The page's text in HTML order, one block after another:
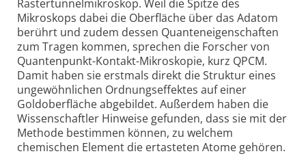
Rastertunnelmikroskop. Weil die Spitze des
Mikroskops dabei die Oberfläche über das Adatom
berührt und zudem dessen Quanteneigenschaften
zum Tragen kommen, sprechen die Forscher von
Quantenpunkt-Kontakt-Mikroskopie, kurz QPCM.
Damit haben sie erstmals direkt die Struktur eines
ungewöhnlichen Ordnungseffektes auf einer
Goldoberfläche abgebildet. Außerdem haben die
Wissenschaftler Hinweise gefunden, dass sie mit der
Methode bestimmen können, zu welchem
chemischen Element die ertasteten Atome gehören.